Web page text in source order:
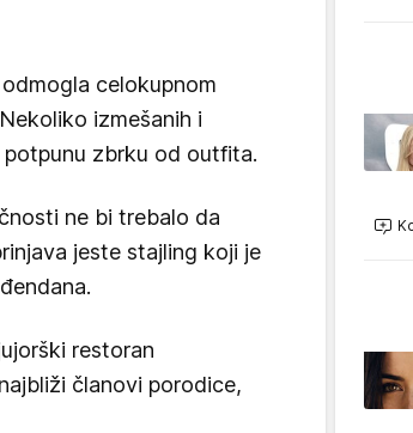
celokupnom
izmešanih i
zbrku od outfita.
ne bi trebalo da
jeste stajling koji je
restoran
članovi porodice,